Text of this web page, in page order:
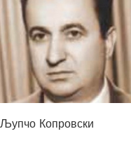
Љупчо Копровски